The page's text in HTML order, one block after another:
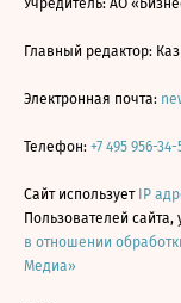
Учредитель: АО
Главный редактор:
Электронная почта:
Телефон: +7 495 956-34-
Сайт использует IP
Пользователей
в отношении
Медиа»